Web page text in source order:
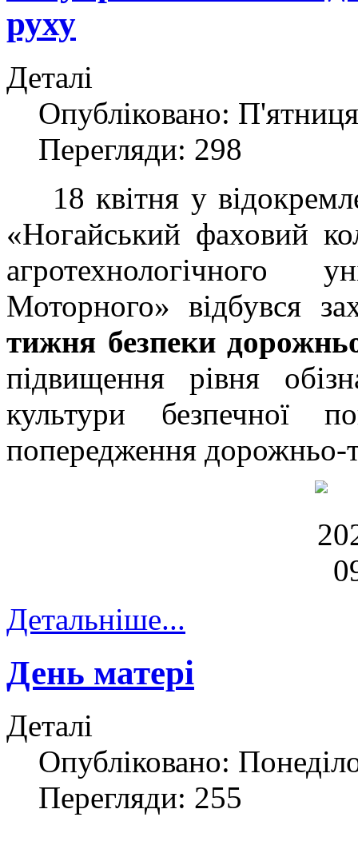
руху
Деталі
Опубліковано:
Перегляди: 298
18 квітня у
«Ногайський фаховий
агротехнологічного
Моторного» відбувся
тижня безпеки
підвищення рівня
культури безпечної
попередження дорожньо-
Детальніше...
День матері
Деталі
Опубліковано:
Перегляди: 255